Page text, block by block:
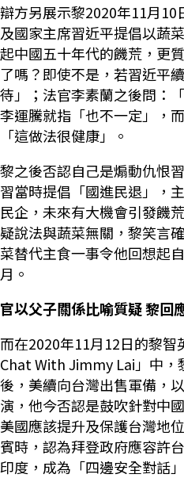
辯方另展示黎2020年11月
及國家主席習近平提倡以蔬
起中國五十年代的饑荒，更
了嗎？即使不是，若習近平
待」；法官李素蘭之後問：
李運騰就指「也不一定」，
「這做法很健康」。
黎之後否認自己是煽動仇恨
習當時提倡「國進民退」，
民企，未來有大機會引發饑
疑說法與蔬菜無關，黎笑言
菜替代主食一事令他回想起
月。
官以父子關係比喻質疑 黎回
而在2020年11月12日的黎
Chat With Jimmy Lai」中，
後，美續向台灣出售軍備，
演，他今否認是鼓吹針對中
美國應該提升及保護台灣地
賓時，認為拜登政府應容許
印度，成為「四邊安全對話